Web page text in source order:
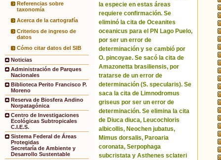
Referencias sobre
taxonomía
Acerca de la cartografía
Criterios de ingreso de
datos
Cómo citar datos del SIB
Noticias
Administración de Parques
Nacionales
Biblioteca Perito Francisco P.
Moreno
Reserva de Biosfera Andino
Norpatagónica
Centro de Investigaciones
Ecológicas Subtropicales
C.I.E.S.
Sistema Federal de Áreas
Protegidas
Secretaría de Ambiente y
Desarrollo Sustentable
la especie en estas áreas
requiere confirmación. Se
eliminó la cita de Oceanites
oceanicus para el PN Lago Puelo,
por ser un error de
determinación y se cambió por
O. pincoyae. Se sacó la cita de
Amazonetta brasiliensis, por
tratarse de un error de
determinación (S. specularis). Se
saca la cita de Limnodromus
griseus por ser un error de
determinación. Se elimina la cita
de Diuca diuca, Leucochloris
albicollis, Neochen jubatus,
Mimus dorsalis, Paroaria
coronata, Serpophaga
subcristata y Asthenes sclateri